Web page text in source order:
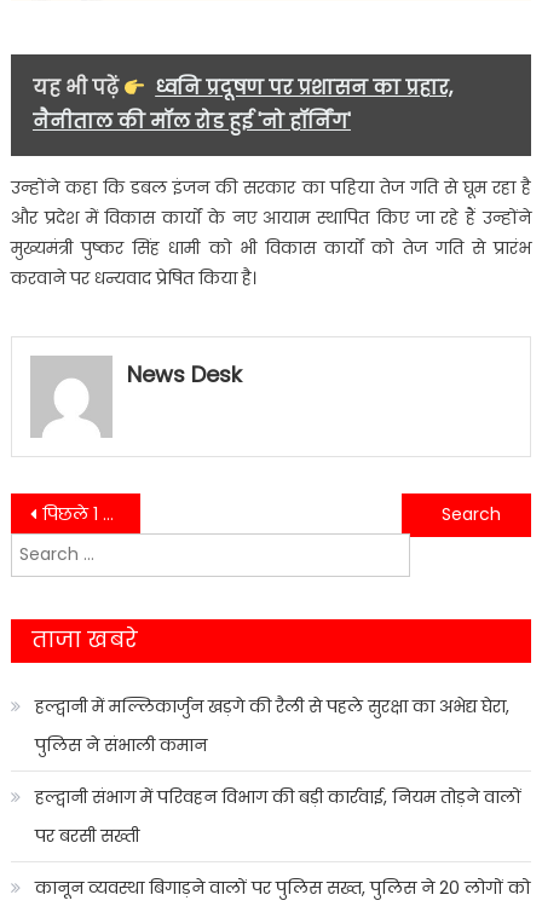
यह भी पढ़ें
ध्वनि प्रदूषण पर प्रशासन का प्रहार,
नैनीताल की मॉल रोड हुई 'नो हॉर्निंग'
उन्होंने कहा कि डबल इंजन की सरकार का पहिया तेज गति से घूम रहा है
और प्रदेश में विकास कार्यों के नए आयाम स्थापित किए जा रहे हैं उन्होंने
मुख्यमंत्री पुष्कर सिंह धामी को भी विकास कार्यों को तेज गति से प्रारंभ
करवाने पर धन्यवाद प्रेषित किया है।
News Desk
Post
navigation
पिछले 1 महीने से हल्द्वानी के एक घर में लग रही रहस्मयी आग…..
ट्रक और रोडवेज बस के बीच जबरदस्त भिड़ंत में 13 लोग हुए जख्मी और 6 की मौत……..
Search
for:
ताजा खबरे
हल्द्वानी में मल्लिकार्जुन खड़गे की रैली से पहले सुरक्षा का अभेद्य घेरा,
पुलिस ने संभाली कमान
हल्द्वानी संभाग में परिवहन विभाग की बड़ी कार्रवाई, नियम तोड़ने वालों
पर बरसी सख्ती
कानून व्यवस्था बिगाड़ने वालों पर पुलिस सख्त, पुलिस ने 20 लोगों को